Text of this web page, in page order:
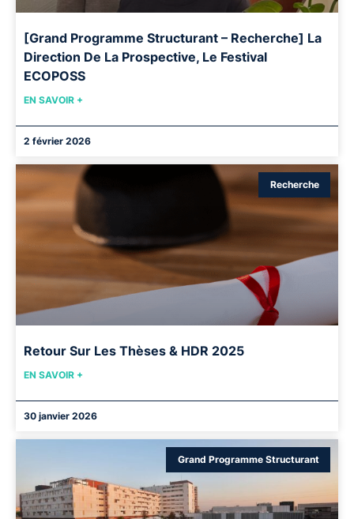
[Grand Programme Structurant – Recherche] La
Direction De La Prospective, Le Festival
ECOPOSS
EN SAVOIR +
2 février 2026
Recherche
Retour Sur Les Thèses & HDR 2025
EN SAVOIR +
30 janvier 2026
Grand Programme Structurant